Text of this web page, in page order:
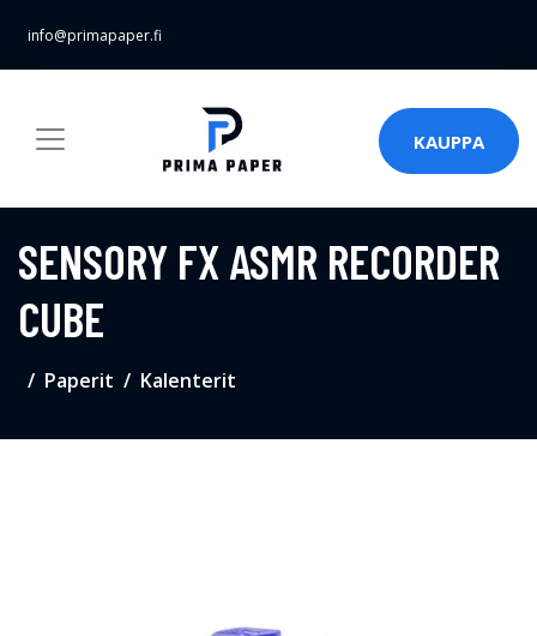
info@primapaper.fi
KAUPPA
SENSORY FX ASMR RECORDER
CUBE
Paperit Kalenterit